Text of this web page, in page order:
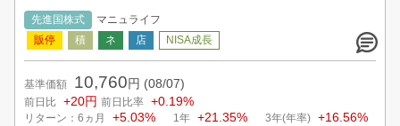
先進国株式 マニュライフ
基準価額 10,760 円 (08/07)
前日比 +20円 前日比率 +0.19%
リターン：6ヵ月 +5.03% 1年 +21.35% 3年(年率) +16.56%